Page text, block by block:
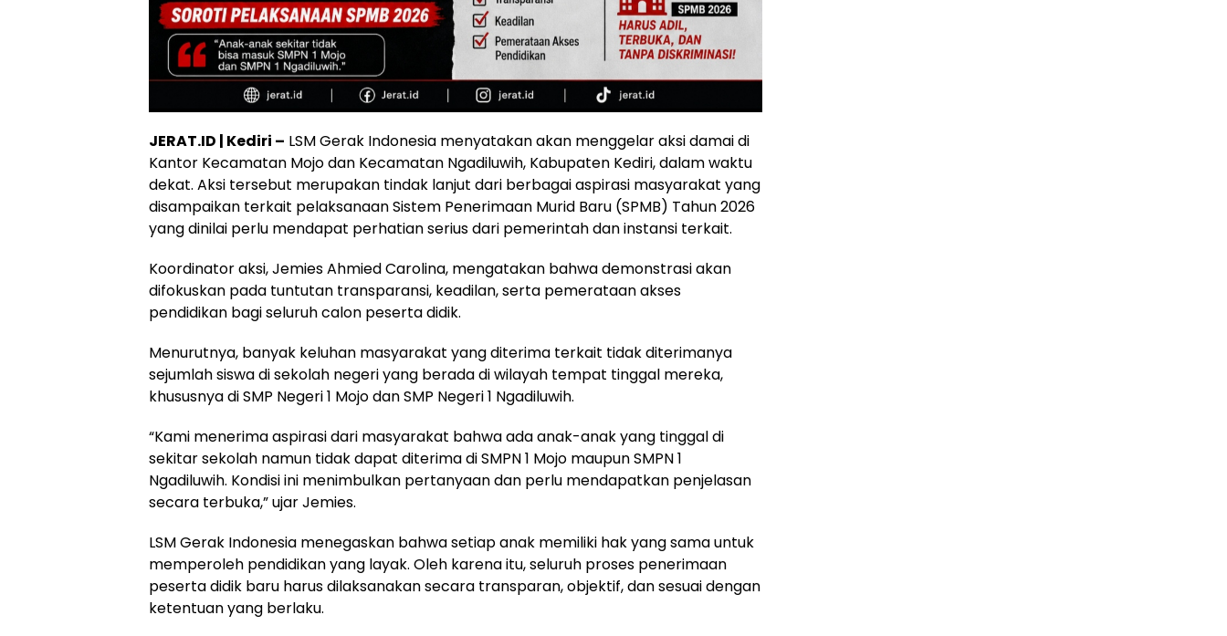
JERAT.ID | Kediri – LSM Gerak Indonesia menyatakan akan menggelar aksi damai di
Kantor Kecamatan Mojo dan Kecamatan Ngadiluwih, Kabupaten Kediri, dalam waktu
dekat. Aksi tersebut merupakan tindak lanjut dari berbagai aspirasi masyarakat yang
disampaikan terkait pelaksanaan Sistem Penerimaan Murid Baru (SPMB) Tahun 2026
yang dinilai perlu mendapat perhatian serius dari pemerintah dan instansi terkait.
Koordinator aksi, Jemies Ahmied Carolina, mengatakan bahwa demonstrasi akan
difokuskan pada tuntutan transparansi, keadilan, serta pemerataan akses
pendidikan bagi seluruh calon peserta didik.
Menurutnya, banyak keluhan masyarakat yang diterima terkait tidak diterimanya
sejumlah siswa di sekolah negeri yang berada di wilayah tempat tinggal mereka,
khususnya di SMP Negeri 1 Mojo dan SMP Negeri 1 Ngadiluwih.
“Kami menerima aspirasi dari masyarakat bahwa ada anak-anak yang tinggal di
sekitar sekolah namun tidak dapat diterima di SMPN 1 Mojo maupun SMPN 1
Ngadiluwih. Kondisi ini menimbulkan pertanyaan dan perlu mendapatkan penjelasan
secara terbuka,” ujar Jemies.
LSM Gerak Indonesia menegaskan bahwa setiap anak memiliki hak yang sama untuk
memperoleh pendidikan yang layak. Oleh karena itu, seluruh proses penerimaan
peserta didik baru harus dilaksanakan secara transparan, objektif, dan sesuai dengan
ketentuan yang berlaku.